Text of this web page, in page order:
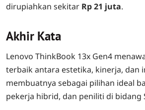
dirupiahkan sekitar Rp 21 juta.
Akhir Kata
Lenovo ThinkBook 13x Gen4
terbaik antara estetika, kinerja, dan
membuatnya sebagai pilihan ideal
pekerja hibrid, dan peniliti di bidang